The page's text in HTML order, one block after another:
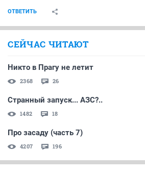
ОТВЕТИТЬ
СЕЙЧАС ЧИТАЮТ
Никто в Прагу не летит
2368 26
Странный запуск... АЗС?..
1482 18
Про засаду (часть 7)
4207 196